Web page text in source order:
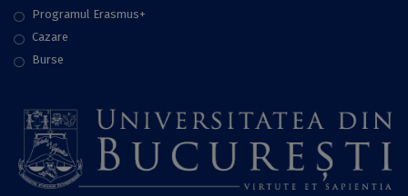
Programul Erasmus+
Cazare
Burse